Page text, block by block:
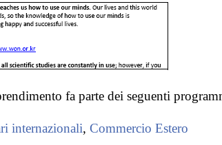
fa parte dei seguenti
internazionali, Commercio Estero